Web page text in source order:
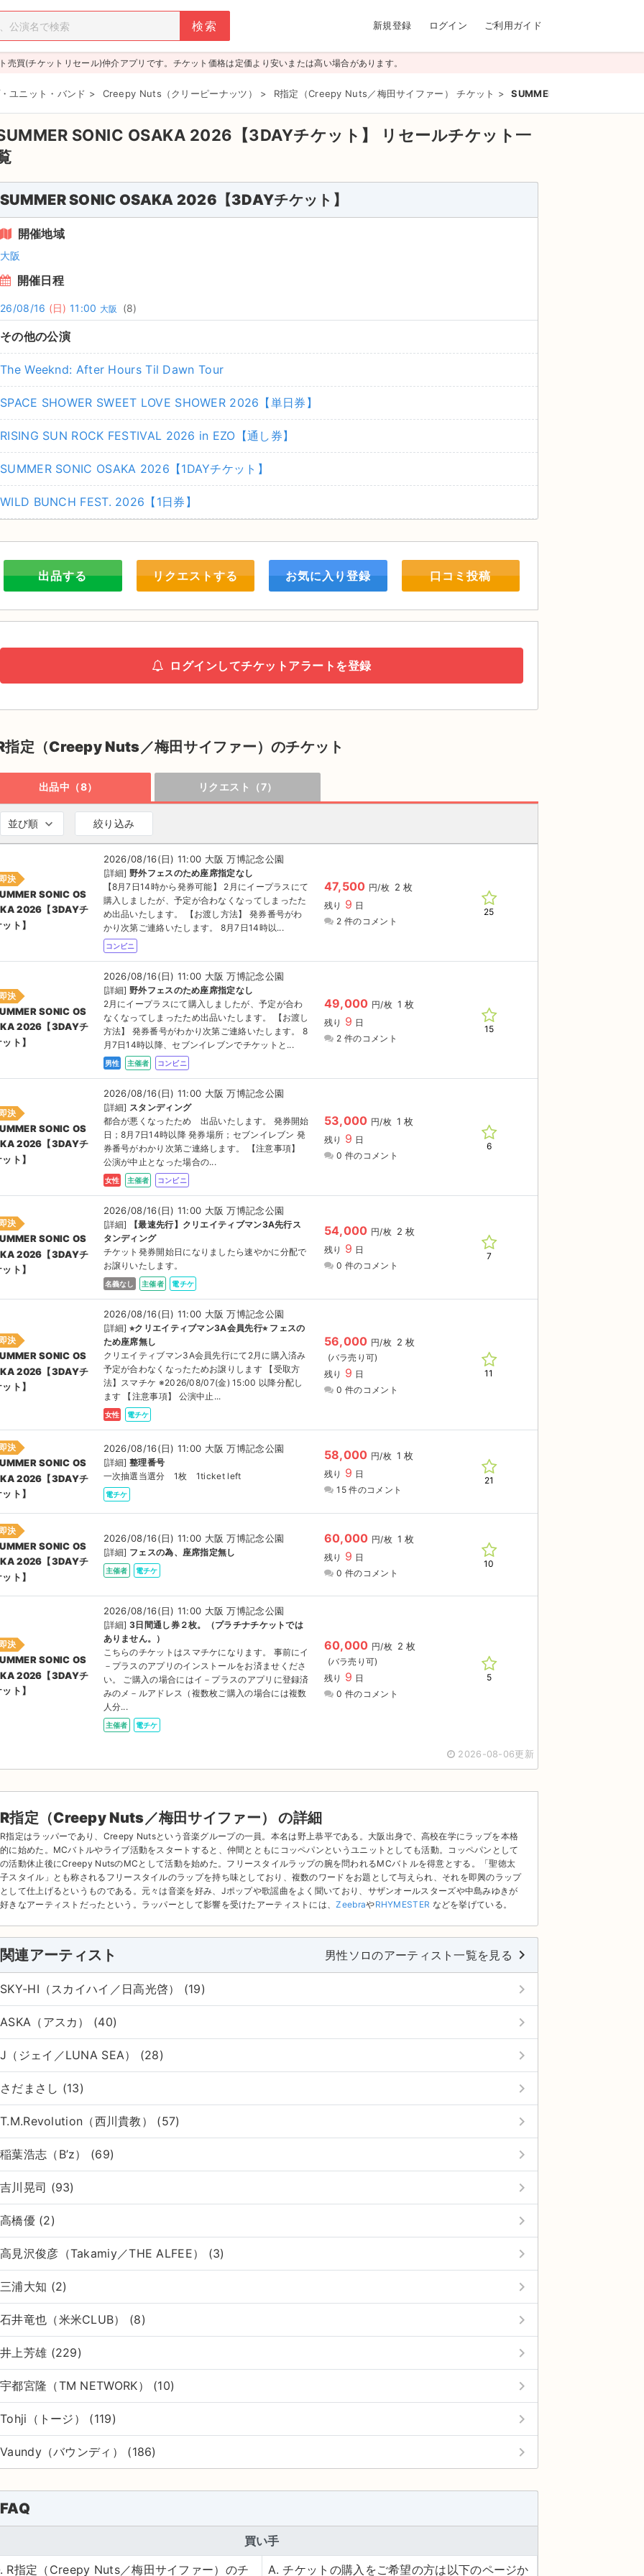
新規登録 ログイン ご利用ガイド
売買(チケットリセール)仲介アプリです。チケット価格は定価より安いまたは高い場合があります。
ユニット・バンド > Creepy Nuts（クリーピーナッツ） > R指定（Creepy Nuts／梅田サイファー） チケット > SUMMER SONIC OSAKA
SONIC OSAKA 2026【3DAYチケット】
リセールチケット一
SUMMER SONIC OSAKA 2026【3DAYチケット】
開催地域
大阪
開催日程
26/08/16 (日) 11:00 大阪 (8)
その他の公演
The Weeknd: After Hours Til Dawn Tour
SPACE SHOWER SWEET LOVE SHOWER 2026【単日券】
RISING SUN ROCK FESTIVAL 2026 in EZO【通し券】
SUMMER SONIC OSAKA 2026【1DAYチケット】
WILD BUNCH FEST. 2026【1日券】
出品する リクエストする お気に入り登録 口コミ投稿
ログインしてチケットアラートを登録
指定（Creepy Nuts／梅田サイファー）のチケット
出品中（8） リクエスト（7）
並び順 絞り込み
決
SONIC OS
2026【3DAYチ
ト】
2026/08/16(日) 11:00 大阪 万博記念公園
[詳細]野外フェスのため座席指定なし
【8月7日14時から発券可能】 2月にイープラスにて
購入しましたが、予定が合わなくなってしまったた
め出品いたします。 【お渡し方法】 発券番号がわ
かり次第ご連絡いたします。 8月7日14時以...
コンビニ
47,500 円/枚 2 枚
残り 9 日
2 件のコメント
25
決
SONIC OS
2026【3DAYチ
ト】
2026/08/16(日) 11:00 大阪 万博記念公園
[詳細]野外フェスのため座席指定なし
2月にイープラスにて購入しましたが、予定が合わ
なくなってしまったため出品いたします。 【お渡し
方法】 発券番号がわかり次第ご連絡いたします。 8
月7日14時以降、セブンイレブンでチケットと...
男性 主催者 コンビニ
49,000 円/枚 1 枚
残り 9 日
2 件のコメント
15
決
SONIC OS
2026【3DAYチ
ト】
2026/08/16(日) 11:00 大阪 万博記念公園
[詳細] スタンディング
都合が悪くなったため 出品いたします。 発券開始
日；8月7日14時以降 発券場所；セブンイレブン 発
券番号がわかり次第ご連絡します。 【注意事項】
公演が中止となった場合の...
女性 主催者 コンビニ
53,000 円/枚 1 枚
残り 9 日
0 件のコメント
6
決
SONIC OS
2026【3DAYチ
ト】
2026/08/16(日) 11:00 大阪 万博記念公園
[詳細]
【最速先行】クリエイティブマン3A先行ス
タンディング
チケット発券開始日になりましたら速やかに分配で
お譲りいたします。
名義なし 主催者 電チケ
54,000 円/枚 2 枚
残り 9 日
0 件のコメント
7
決
SONIC OS
2026【3DAYチ
ト】
2026/08/16(日) 11:00 大阪 万博記念公園
[詳細]⭐︎クリエイティブマン3A会員先行⭐︎ フェスの
ため座席無し
クリエイティブマン3A会員先行にて2月に購入済み
予定が合わなくなったためお譲りします 【受取方
法】スマチケ ※2026/08/07(金) 15:00 以降分配し
ます 【注意事項】 公演中止...
女性 電チケ
56,000 円/枚 2 枚
残り 9 日
0 件のコメント
11
決
SONIC OS
2026【3DAYチ
ト】
2026/08/16(日) 11:00 大阪 万博記念公園
[詳細]整理番号
一次抽選当選分 1枚 1ticket left
電チケ
58,000 円/枚 1 枚
残り 9 日
15 件のコメント
21
決
SONIC OS
2026【3DAYチ
ト】
2026/08/16(日) 11:00 大阪 万博記念公園
[詳細] フェスの為、座席指定無し
主催者 電チケ
60,000 円/枚 1 枚
残り 9 日
0 件のコメント
10
決
SONIC OS
2026【3DAYチ
ト】
2026/08/16(日) 11:00 大阪 万博記念公園
[詳細]3日間通し券２枚。（プラチナチケットでは
ありません。）
こちらのチケットはスマチケになります。 事前にイ
－プラスのアプリのインストールをお済ませくださ
い。 ご購入の場合にはイ－プラスのアプリに登録済
みのメ－ルアドレス（複数枚ご購入の場合には複数
人分...
主催者 電チケ
60,000 円/枚 2 枚
残り 9 日
0 件のコメント
5
2026-08-06更新
R指定（Creepy Nuts／梅田サイファー） の詳細
R指定はラッパーであり、Creepy Nutsという音楽グループの一員。本名は野上恭平である。大阪出身で、高校在学にラップを本格
的に始めた。MCバトルやライブ活動をスタートすると、仲間とともにコッペパンというユニットとしても活動。コッペパンとして
の活動休止後にCreepy NutsのMCとして活動を始めた。フリースタイルラップの腕を問われるMCバトルを得意とする。「聖徳太
子スタイル」とも称されるフリースタイルのラップを持ち味としており、複数のワードをお題として与えられ、それを即興のラップ
として仕上げるというものである。元々は音楽を好み、Jポップや歌謡曲をよく聞いており、サザンオールスターズや中島みゆきが
好きなアーティストだったという。ラッパーとして影響を受けたアーティストには、ZeebraやRHYMESTER などを挙げている。
関連アーティスト 男性ソロのアーティスト一覧を見る keyboard_arrow_right
SKY-HI（スカイハイ／日高光啓） (19) keyboard_arrow_right
ASKA（アスカ） (40) keyboard_arrow_right
J（ジェイ／LUNA SEA） (28) keyboard_arrow_right
さだまさし (13) keyboard_arrow_right
T.M.Revolution（西川貴教） (57) keyboard_arrow_right
稲葉浩志（B’z） (69) keyboard_arrow_right
吉川晃司 (93) keyboard_arrow_right
高橋優 (2) keyboard_arrow_right
高見沢俊彦（Takamiy／THE ALFEE） (3) keyboard_arrow_right
三浦大知 (2) keyboard_arrow_right
石井竜也（米米CLUB） (8) keyboard_arrow_right
井上芳雄 (229) keyboard_arrow_right
宇都宮隆（TM NETWORK） (10) keyboard_arrow_right
Tohji（トージ） (119) keyboard_arrow_right
Vaundy（バウンディ） (186) keyboard_arrow_right
FAQ
買い手
R指定（Creepy Nuts／梅田サイファー）のチ A. チケットの購入をご希望の方は以下のページか